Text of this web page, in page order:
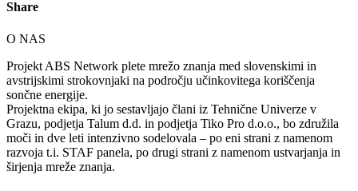
Share
O NAS
Projekt ABS Network plete mrežo znanja med slovenskimi in
avstrijskimi strokovnjaki na področju učinkovitega koriščenja
sončne energije.
Projektna ekipa, ki jo sestavljajo člani iz Tehnične Univerze v
Grazu, podjetja Talum d.d. in podjetja Tiko Pro d.o.o., bo združila
moči in dve leti intenzivno sodelovala – po eni strani z namenom
razvoja t.i. STAF panela, po drugi strani z namenom ustvarjanja in
širjenja mreže znanja.